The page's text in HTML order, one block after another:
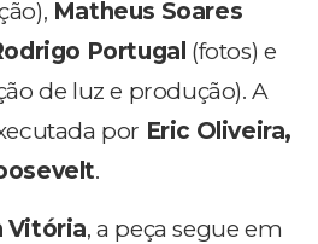
Matheus Soares
Portugal (fotos) e
de luz e produção). A
por Eric Oliveira,
.
Vitória, a peça segue em